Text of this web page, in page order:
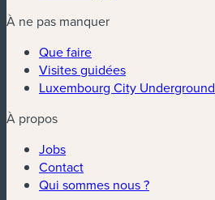
À ne pas manquer
Que faire
Visites guidées
Luxembourg City Underground
À propos
Jobs
Contact
Qui sommes nous ?